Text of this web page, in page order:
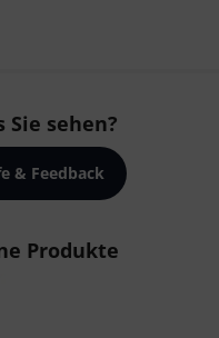
sehen?
& Feedback
Produkte